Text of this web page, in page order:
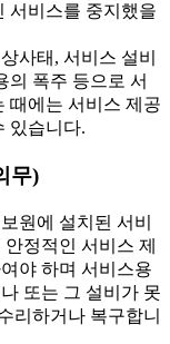
서비스를 중지했을
사태, 서비스 설비
의 폭주 등으로 서
때에는 서비스 제공
있습니다.
무)
원에 설치된 서비
정적인 서비스 제
야 하며 서비스용
또는 그 설비가 못
리하거나 복구합니